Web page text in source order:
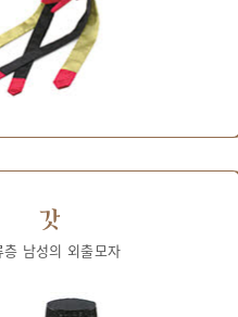
갓
층 남성의 외출모자